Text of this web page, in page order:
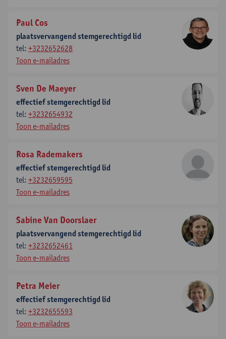
Paul Cos
plaatsvervangend stemgerechtigd lid
tel: +3232652628
Toon e-mailadres
Sven De Maeyer
effectief stemgerechtigd lid
tel: +3232654932
Toon e-mailadres
Rosa Rademakers
effectief stemgerechtigd lid
tel: +3232659595
Toon e-mailadres
Sabine Van Doorslaer
plaatsvervangend stemgerechtigd lid
tel: +3232652461
Toon e-mailadres
Petra Meier
effectief stemgerechtigd lid
tel: +3232655593
Toon e-mailadres